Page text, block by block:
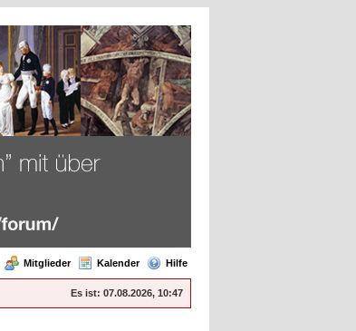
Mitglieder Kalender Hilfe
Es ist: 07.08.2026, 10:47